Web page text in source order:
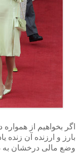
اگر بخواهیم از
بارز و ارزنده آن زنده
وضع مالی درخشان به